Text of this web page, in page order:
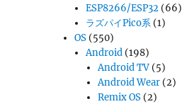
ESP8266/ESP32 (66)
ラズパイPico系 (1)
OS (550)
Android (198)
Android TV(5)
Android Wear(2)
Remix OS(2)